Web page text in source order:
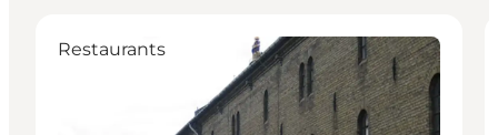
Restaurants